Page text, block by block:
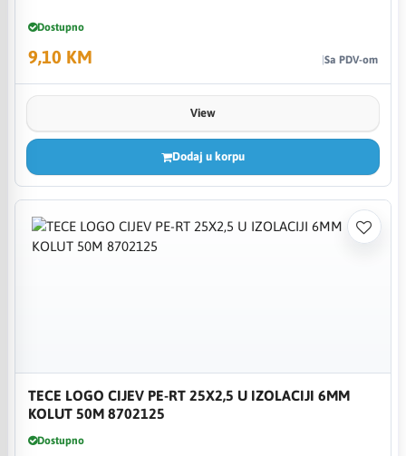
Dostupno
9,10 KM Sa PDV-om
View
Dodaj u korpu
TECE LOGO CIJEV PE-RT 25X2,5 U IZOLACIJI 6MM
KOLUT 50M 8702125
Dostupno